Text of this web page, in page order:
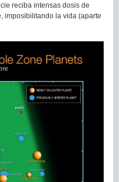
reciba intensas dosis de
imposibilitando la vida (aparte